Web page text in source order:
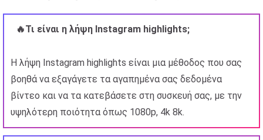
🔥Τι είναι η λήψη Instagram highlights;
Η λήψη Instagram highlights είναι μια μέθοδος που σας
βοηθά να εξαγάγετε τα αγαπημένα σας δεδομένα
βίντεο και να τα κατεβάσετε στη συσκευή σας, με την
υψηλότερη ποιότητα όπως 1080p, 4k 8k.